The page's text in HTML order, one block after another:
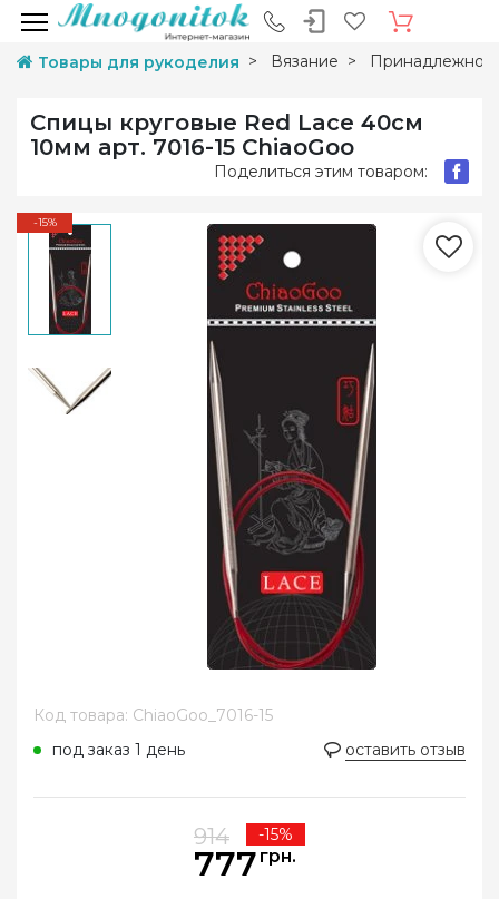
Товары для рукоделия Вязание
Спицы круговые Red Lace 40см
10мм арт. 7016-15 ChiaoGoo
Поделиться этим товаром:
-15%
Код товара: ChiaoGoo_7016-15
под заказ 1 день
оставить отзыв
914 -15%
777 грн.